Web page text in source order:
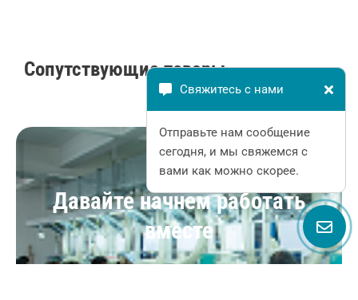
Сопутствующие товары
Давайте начнем работать
вместе
Свяжитесь с нами
Отправьте нам сообщение
сегодня, и мы свяжемся с
вами как можно скорее.